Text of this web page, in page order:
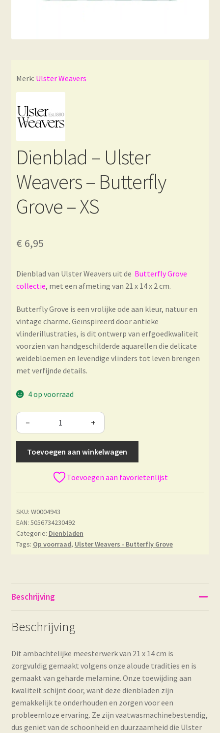
Merk: Ulster Weavers
Dienblad – Ulster
Weavers – Butterfly
Grove – XS
€ 6,95
Dienblad van Ulster Weavers uit de Butterfly Grove
collectie, met een afmeting van 21 x 14 x 2 cm.
Butterfly Grove is een vrolijke ode aan kleur, natuur en
vintage charme. Geïnspireerd door antieke
vlinderillustraties, is dit ontwerp van erfgoedkwaliteit
voorzien van handgeschilderde aquarellen die delicate
weidebloemen en levendige vlinders tot leven brengen
met verfijnde details.
4 op voorraad
− +
Toevoegen aan winkelwagen
Toevoegen aan favorietenlijst
SKU: W0004943
EAN: 5056734230492
Categorie: Dienbladen
Tags: Op voorraad, Ulster Weavers - Butterfly Grove
Beschrijving
Beschrijving
Dit ambachtelijke meesterwerk van 21 x 14 cm is
zorgvuldig gemaakt volgens onze aloude tradities en is
gemaakt van geharde melamine. Onze toewijding aan
kwaliteit schijnt door, want deze dienbladen zijn
gemakkelijk te onderhouden en zorgen voor een
probleemloze ervaring. Ze zijn vaatwasmachinebestendig,
dus geniet van de schoonheid en duurzaamheid die Ulster